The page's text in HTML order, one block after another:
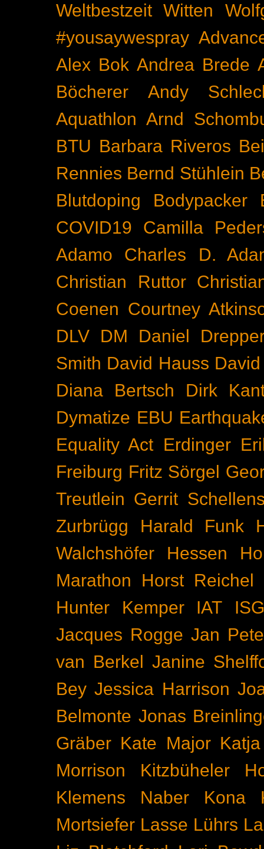
Weltbestzeit Witten
#yousaywespray
Alex Bok Andrea Brede
Böcherer
Andy
Aquathlon Arnd
BTU Barbara Riveros
Rennies Bernd Stühlein
Blutdoping
Bodypacker
COVID19
Camilla
Adamo
Charles D.
Christian Ruttor
Coenen Courtney
DLV
DM
Daniel
Smith David Hauss
Diana Bertsch
Dirk
Dymatize EBU
Equality Act Erdinger
Freiburg Fritz Sörgel
Treutlein Gerrit
Zurbrügg
Harald Funk
Walchshöfer
Hessen
Marathon
Horst Reichel
Hunter Kemper
IAT
Jacques Rogge Jan
van Berkel
Janine
Bey Jessica Harrison
Belmonte Jonas
Gräber Kate Major
Morrison
Kitzbüheler
Klemens Naber
Kona
Mortsiefer Lasse Lührs